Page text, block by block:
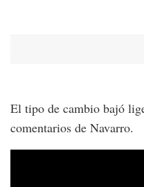
El tipo de cambio bajó
comentarios de Navarro.